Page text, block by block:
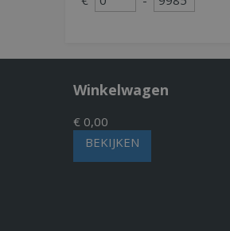
Winkelwagen
€ 0,00
BEKIJKEN